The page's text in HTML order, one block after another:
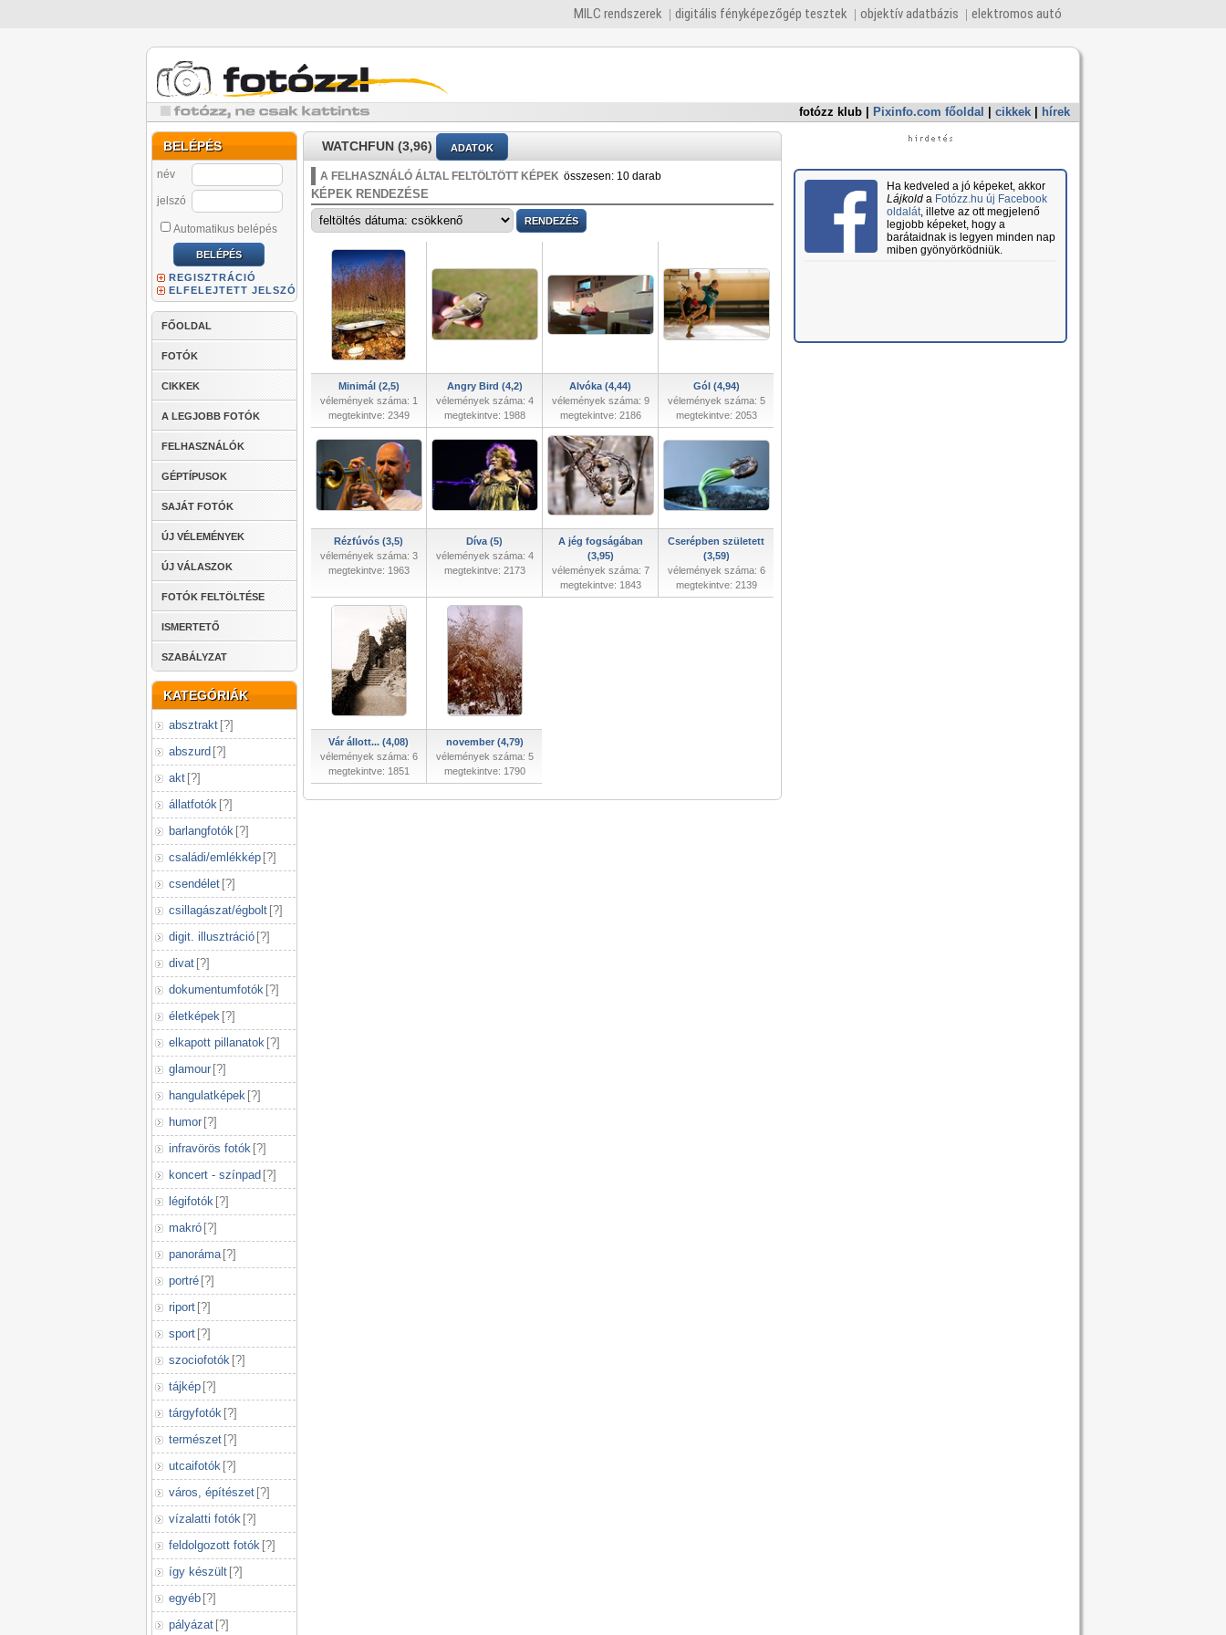
MILC rendszerek digitális fényképezőgép tesztek objektív adatbázis elektromos autó
fotózz klub Pixinfo.com főoldal cikkek hírek
BELÉPÉS
név
jelszó
Automatikus belépés
REGISZTRÁCIÓ
ELFELEJTETT JELSZÓ
FŐOLDAL
FOTÓK
CIKKEK
A LEGJOBB FOTÓK
FELHASZNÁLÓK
GÉPTÍPUSOK
SAJÁT FOTÓK
ÚJ VÉLEMÉNYEK
ÚJ VÁLASZOK
FOTÓK FELTÖLTÉSE
ISMERTETŐ
SZABÁLYZAT
KATEGÓRIÁK
absztrakt [?]
abszurd [?]
akt [?]
állatfotók [?]
barlangfotók [?]
családi/emlékkép [?]
csendélet [?]
csillagászat/égbolt [?]
digit. illusztráció [?]
divat [?]
dokumentumfotók [?]
életképek [?]
elkapott pillanatok [?]
glamour [?]
hangulatképek [?]
humor [?]
infravörös fotók [?]
koncert - színpad [?]
légifotók [?]
makró [?]
panoráma [?]
portré [?]
riport [?]
sport [?]
szociofotók [?]
tájkép [?]
tárgyfotók [?]
természet [?]
utcaifotók [?]
város, építészet [?]
vízalatti fotók [?]
feldolgozott fotók [?]
így készült [?]
egyéb [?]
pályázat [?]
WATCHFUN (3,96) ADATOK
A FELHASZNÁLÓ ÁLTAL FELTÖLTÖTT KÉPEK összesen: 10 darab
KÉPEK RENDEZÉSE
Minimál (2,5)
vélemények száma: 1
megtekintve: 2349
Angry Bird (4,2)
vélemények száma: 4
megtekintve: 1988
Alvóka (4,44)
vélemények száma: 9
megtekintve: 2186
Gól (4,94)
vélemények száma: 5
megtekintve: 2053
Rézfúvós (3,5)
vélemények száma: 3
megtekintve: 1963
Díva (5)
vélemények száma: 4
megtekintve: 2173
A jég fogságában
(3,95)
vélemények száma: 7
megtekintve: 1843
Cserépben született
(3,59)
vélemények száma: 6
megtekintve: 2139
Vár állott... (4,08)
vélemények száma: 6
megtekintve: 1851
november (4,79)
vélemények száma: 5
megtekintve: 1790
Ha kedveled a jó képeket, akkor
Lájkolda Fotózz.hu új Facebook
oldalát, illetve az ott megjelenő
legjobb képeket, hogy a
barátaidnak is legyen minden nap
miben gyönyörködniük.